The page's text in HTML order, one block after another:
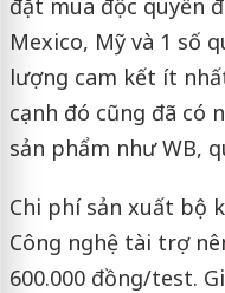
đặt mua độc quyền
Mexico, Mỹ và 1 số
lượng cam kết ít
cạnh đó cũng đã có
sản phẩm như WB,
Chi phí sản xuất bộ
Công nghệ tài trợ
600.000 đồng/test.